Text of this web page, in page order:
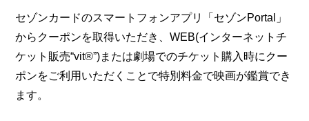
セゾンカードのスマートフォンアプリ「セゾンPortal」
からクーポンを取得いただき、WEB(インターネットチ
ケット販売“vit®”)または劇場でのチケット購入時にクー
ポンをご利用いただくことで特別料金で映画が鑑賞でき
ます。